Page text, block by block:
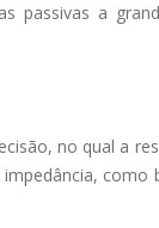
passivas a
no qual a
como